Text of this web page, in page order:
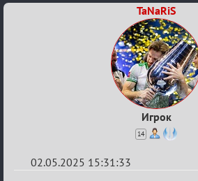
TaNaRiS
Игрок
14
02.05.2025 15:31:33